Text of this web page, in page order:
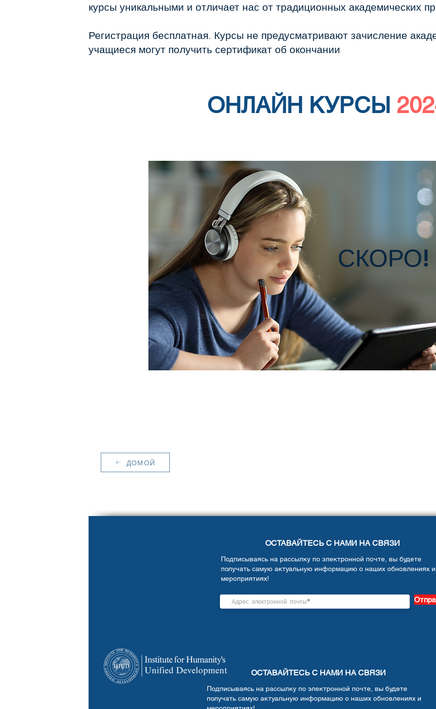
курсы уникальными и отличает нас от традиционных академических
Регистрация бесплатная. Курсы не предусматривают зачисление
учащиеся могут получить сертификат об окончании
ОНЛАЙН КУРСЫ
СКОРО!
ДОМОЙ
ОСТАВАЙТЕСЬ С НАМИ НА СВЯЗИ
Подписываясь на рассылку по электронной почте, вы будете
получать самую актуальную информацию о наших обновлениях и
мероприятиях!
ОСТАВАЙТЕСЬ С НАМИ НА СВЯЗИ
Подписываясь на рассылку по электронной почте, вы будете
получать самую актуальную информацию о наших обновлениях и